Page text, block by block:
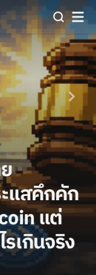
แสคึกคัก
แต่
เกินจริง